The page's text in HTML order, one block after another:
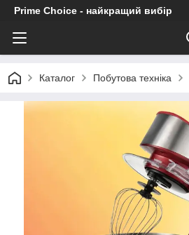
Prime Choice - найкращий вибір
Каталог Побутова техніка